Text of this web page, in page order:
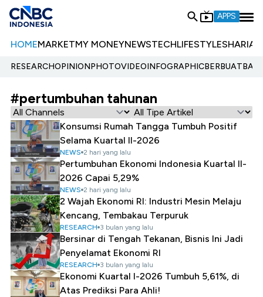
APPS
HOMEMARKETMY MONEYNEWSTECHLIFESTYLESHARIA
RESEARCHOPINIONPHOTOVIDEOINFOGRAPHIC
#pertumbuhan tahunan
Konsumsi Rumah Tangga Tumbuh Positif
Selama Kuartal II-2026
NEWS 2 hari yang lalu
Pertumbuhan Ekonomi Indonesia Kuartal II-
2026 Capai 5,29%
NEWS 2 hari yang lalu
2 Wajah Ekonomi RI: Industri Mesin Melaju
Kencang, Tembakau Terpuruk
RESEARCH 3 bulan yang lalu
Bersinar di Tengah Tekanan, Bisnis Ini Jadi
Penyelamat Ekonomi RI
RESEARCH 3 bulan yang lalu
Ekonomi Kuartal I-2026 Tumbuh 5,61%, di
Atas Prediksi Para Ahli!